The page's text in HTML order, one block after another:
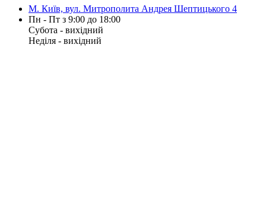
М. Київ, вул. Митрополита Андрея Шептицького 4
Пн - Пт з 9:00 до 18:00
Субота - вихідний
Неділя - вихідний